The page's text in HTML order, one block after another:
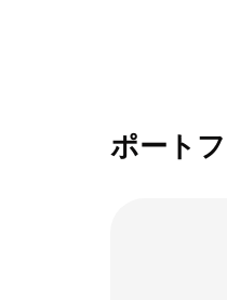
ポート